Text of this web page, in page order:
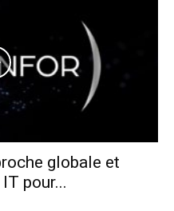
globale et
pour...